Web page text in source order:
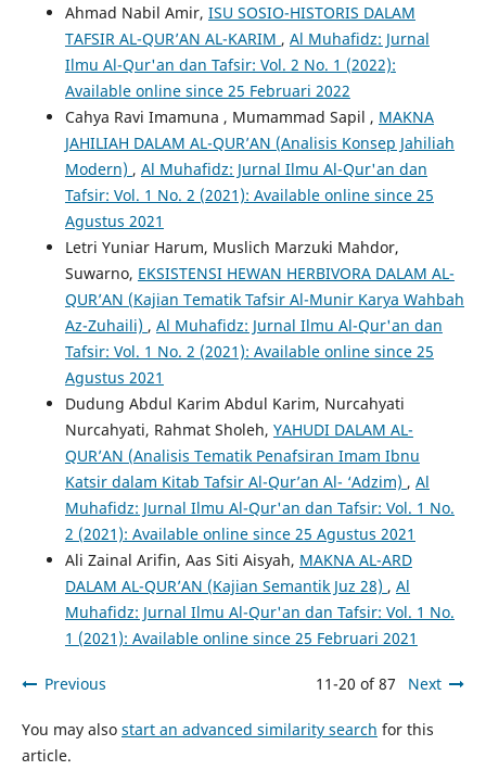
Ahmad Nabil Amir, ISU SOSIO-HISTORIS DALAM
TAFSIR AL-QUR’AN AL-KARIM , Al Muhafidz: Jurnal
Ilmu Al-Qur'an dan Tafsir: Vol. 2 No. 1 (2022):
Available online since 25 Februari 2022
Cahya Ravi Imamuna , Mumammad Sapil , MAKNA
JAHILIAH DALAM AL-QUR’AN (Analisis Konsep Jahiliah
Modern) , Al Muhafidz: Jurnal Ilmu Al-Qur'an dan
Tafsir: Vol. 1 No. 2 (2021): Available online since 25
Agustus 2021
Letri Yuniar Harum, Muslich Marzuki Mahdor,
Suwarno, EKSISTENSI HEWAN HERBIVORA DALAM AL-
QUR’AN (Kajian Tematik Tafsir Al-Munir Karya Wahbah
Az-Zuhaili) , Al Muhafidz: Jurnal Ilmu Al-Qur'an dan
Tafsir: Vol. 1 No. 2 (2021): Available online since 25
Agustus 2021
Dudung Abdul Karim Abdul Karim, Nurcahyati
Nurcahyati, Rahmat Sholeh, YAHUDI DALAM AL-
QUR’AN (Analisis Tematik Penafsiran Imam Ibnu
Katsir dalam Kitab Tafsir Al-Qur’an Al- ‘Adzim) , Al
Muhafidz: Jurnal Ilmu Al-Qur'an dan Tafsir: Vol. 1 No.
2 (2021): Available online since 25 Agustus 2021
Ali Zainal Arifin, Aas Siti Aisyah, MAKNA AL-ARD
DALAM AL-QUR’AN (Kajian Semantik Juz 28) , Al
Muhafidz: Jurnal Ilmu Al-Qur'an dan Tafsir: Vol. 1 No.
1 (2021): Available online since 25 Februari 2021
Previous 11-20 of 87 Next
You may also start an advanced similarity search for this
article.